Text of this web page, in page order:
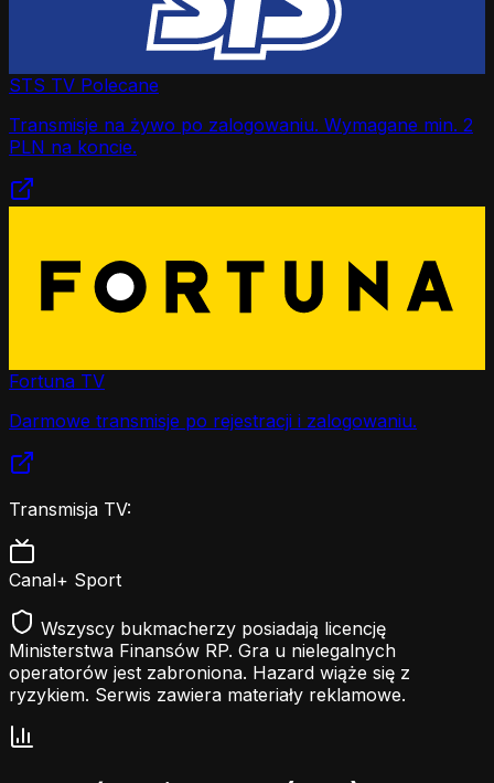
STS TV Polecane
Transmisje na żywo po zalogowaniu. Wymagane min. 2
PLN na koncie.
Fortuna TV
Darmowe transmisje po rejestracji i zalogowaniu.
Transmisja TV:
Canal+ Sport
Wszyscy bukmacherzy posiadają licencję
Ministerstwa Finansów RP. Gra u nielegalnych
operatorów jest zabroniona. Hazard wiąże się z
ryzykiem. Serwis zawiera materiały reklamowe.